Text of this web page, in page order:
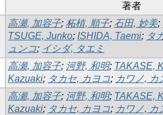
著者
高瀬, 加容子; 柘植, 順子; 石田, 妙美;
TSUGE, Junko; ISHIDA, Taemi; タ
ュンコ; イシダ, タエミ
高瀬, 加容子; 河野, 和明; TAKASE,
Kazuaki; タカセ, カヨコ; カワノ, カ
高瀬, 加容子; 河野, 和明; TAKASE,
Kazuaki; タカセ, カヨコ; カワノ, カ